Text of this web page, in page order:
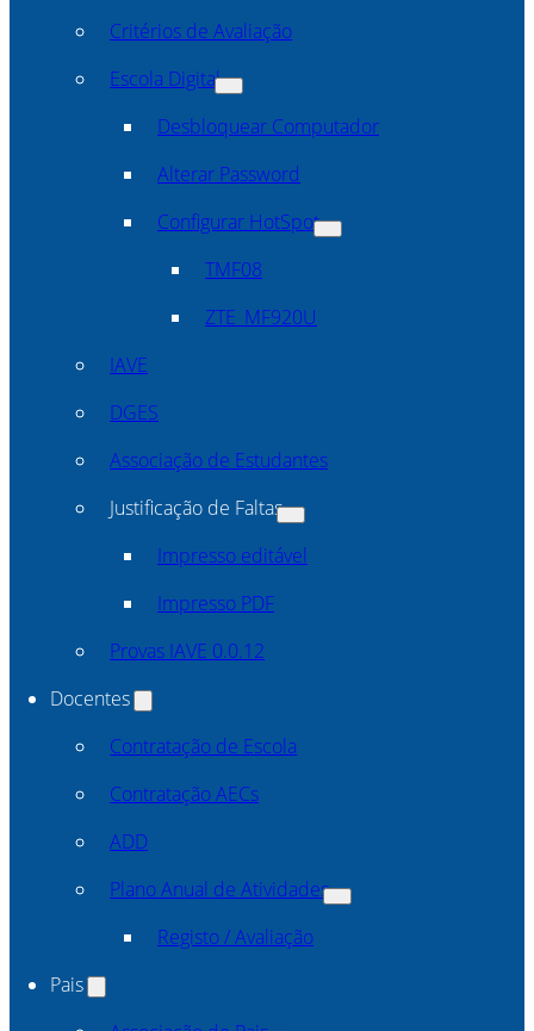
Critérios de Avaliação
Escola Digital
Desbloquear Computador
Alterar Password
Configurar HotSpot
TMF08
ZTE_MF920U
IAVE
DGES
Associação de Estudantes
Justificação de Faltas
Impresso editável
Impresso PDF
Provas IAVE 0.0.12
Docentes
Contratação de Escola
Contratação AECs
ADD
Plano Anual de Atividades
Registo / Avaliação
Pais